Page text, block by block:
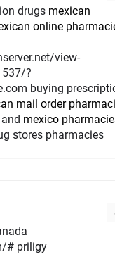
drugs mexican
online
view-
?
buying
mail order
mexico
stores pharmacies
# priligy